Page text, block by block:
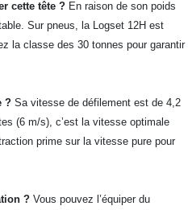
cette tête ? En raison de son poids
Sur pneus, la Logset 12H est
la classe des 30 tonnes pour garantir
? Sa vitesse de défilement est de 4,2
(6 m/s), c’est la vitesse optimale
prime sur la vitesse pure pour
? Vous pouvez l’équiper du